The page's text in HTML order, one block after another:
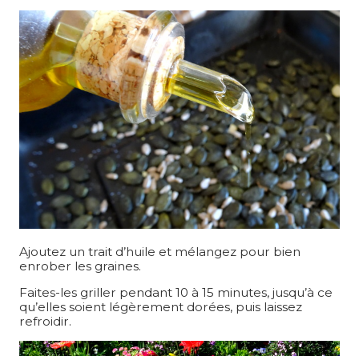
Ajoutez un trait d’huile et mélangez pour bien
enrober les graines.
Faites-les griller pendant 10 à 15 minutes, jusqu’à ce
qu’elles soient légèrement dorées, puis laissez
refroidir.